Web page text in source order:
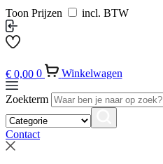
Toon Prijzen incl. BTW
€ 0,00 0 Winkelwagen
Zoekterm
Contact